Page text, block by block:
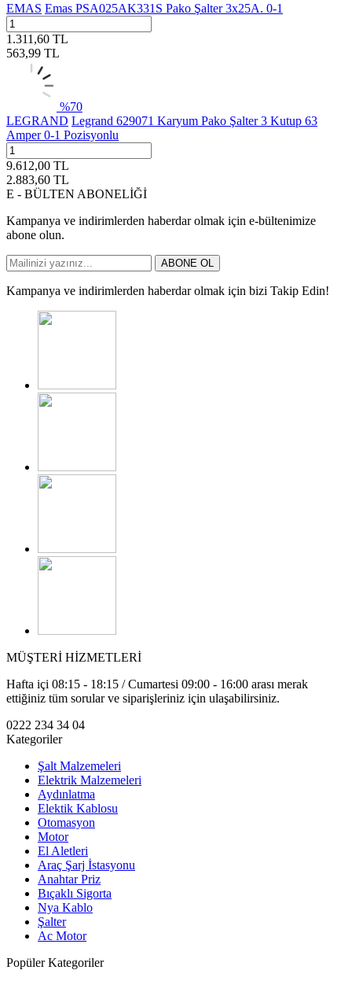
EMAS Emas PSA025AK331S Pako Şalter 3x25A. 0-1
1.311,60 TL
563,99 TL
%70
LEGRAND Legrand 629071 Karyum Pako Şalter 3 Kutup 63
Amper 0-1 Pozisyonlu
9.612,00 TL
2.883,60 TL
E - BÜLTEN ABONELİĞİ
Kampanya ve indirimlerden haberdar olmak için e-bültenimize
abone olun.
ABONE OL
Kampanya ve indirimlerden haberdar olmak için bizi Takip Edin!
MÜŞTERİ HİZMETLERİ
Hafta içi 08:15 - 18:15 / Cumartesi 09:00 - 16:00 arası merak
ettiğiniz tüm sorular ve siparişleriniz için ulaşabilirsiniz.
0222 234 34 04
Kategoriler
Şalt Malzemeleri
Elektrik Malzemeleri
Aydınlatma
Elektik Kablosu
Otomasyon
Motor
El Aletleri
Araç Şarj İstasyonu
Anahtar Priz
Bıçaklı Sigorta
Nya Kablo
Şalter
Ac Motor
Popüler Kategoriler